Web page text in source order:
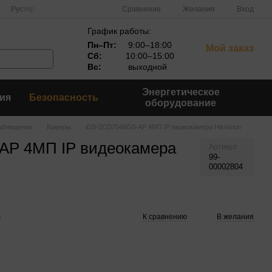
Рус Сравнение Желания Вход
График работы:
Пн–Пт:
9:00–18:00
Сб:
10:00–15:00
Вс:
выходной
Мой заказ
Безопасность
Энергетическое
оборудование
Камеры iDS-2CD7046G0-AP 4МП IP видеокамера Hikvision
4МП IP видеокамера
99-
00002804
К сравнению В желания